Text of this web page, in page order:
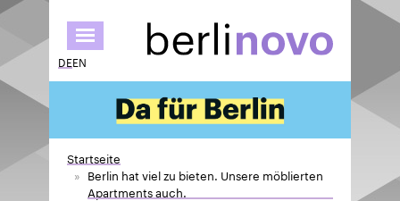
zum
Inhalt
DEEN
Startseite
Berlin hat viel zu bieten. Unsere möblierten
Apartments auch.